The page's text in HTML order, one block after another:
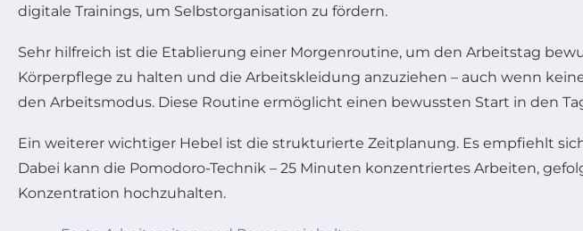
digitale Trainings, um Selbstorganisation zu fördern.
Sehr hilfreich ist die Etablierung einer Morgenroutine, um den Arbeitstag
Körperpflege zu halten und die Arbeitskleidung anzuziehen – auch wenn
den Arbeitsmodus. Diese Routine ermöglicht einen bewussten Start in den
Ein weiterer wichtiger Hebel ist die strukturierte Zeitplanung. Es empfiehlt
Dabei kann die Pomodoro-Technik – 25 Minuten konzentriertes Arbeiten,
Konzentration hochzuhalten.